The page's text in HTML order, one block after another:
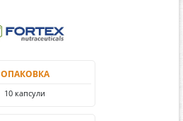
ОПАКОВКА
10 капсули